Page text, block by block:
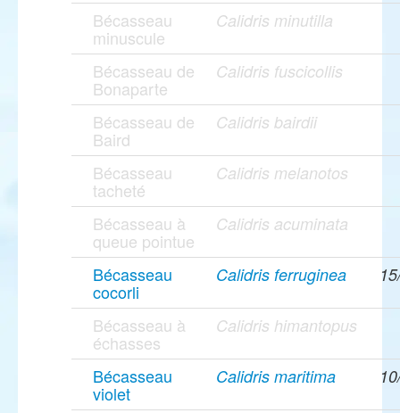
Bécasseau
minuscule
Calidris minutilla
Bécasseau de
Bonaparte
Calidris fuscicollis
Bécasseau de
Baird
Calidris bairdii
Bécasseau
tacheté
Calidris melanotos
Bécasseau à
queue pointue
Calidris acuminata
Bécasseau
cocorli
Calidris ferruginea
Bécasseau à
échasses
Calidris himantopus
Bécasseau
violet
Calidris maritima